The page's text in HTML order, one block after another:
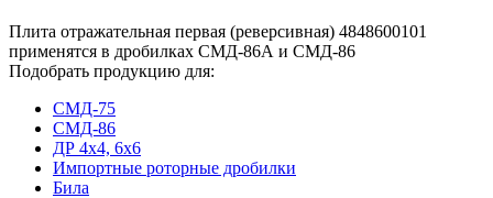
Плита отражательная первая (реверсивная) 4848600101
применятся в дробилках СМД-86А и СМД-86
Подобрать продукцию для:
СМД-75
СМД-86
ДР 4х4, 6х6
Импортные роторные дробилки
Била